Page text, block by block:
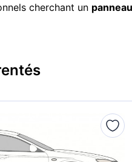
cherchant un